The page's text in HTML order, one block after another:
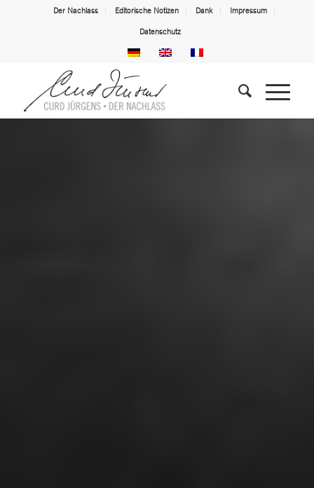
Der Nachlass Editorische Notizen Dank Impressum
Datenschutz